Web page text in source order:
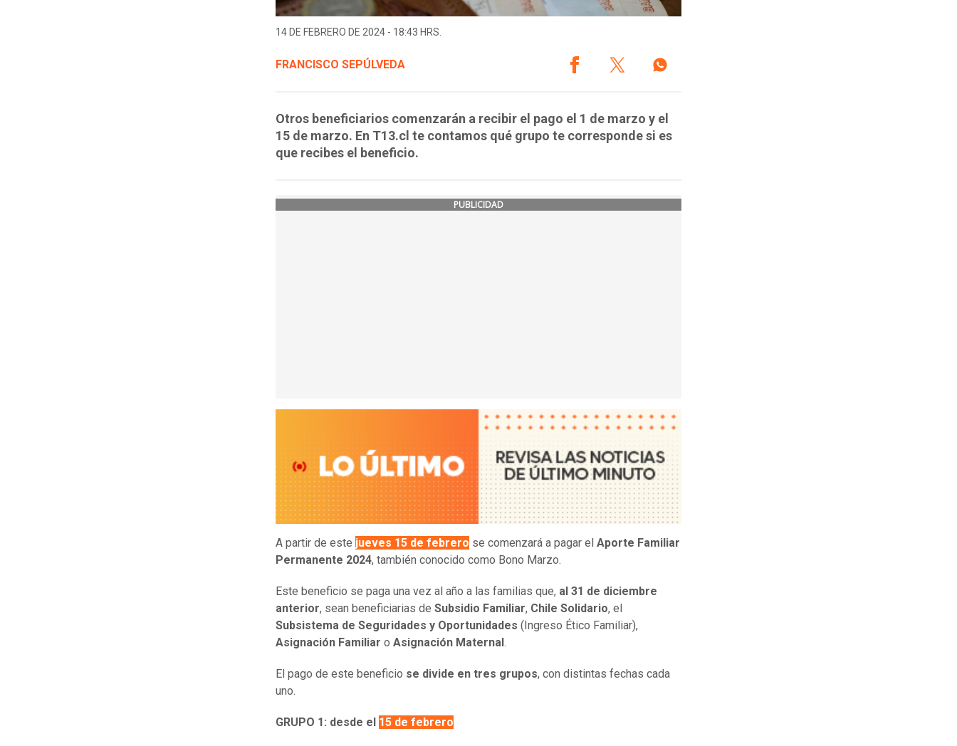
14 DE FEBRERO DE 2024 - 18:43 HRS.
FRANCISCO SEPÚLVEDA
Otros beneficiarios comenzarán a recibir el pago el 1 de marzo y el
15 de marzo. En T13.cl te contamos qué grupo te corresponde si es
que recibes el beneficio.
PUBLICIDAD
A partir de este jueves 15 de febrero se comenzará a pagar el Aporte Familiar
Permanente 2024, también conocido como Bono Marzo.
Este beneficio se paga una vez al año a las familias que, al 31 de diciembre
anterior, sean beneficiarias de Subsidio Familiar, Chile Solidario, el
Subsistema de Seguridades y Oportunidades (Ingreso Ético Familiar),
Asignación Familiar o Asignación Maternal .
El pago de este beneficio se divide en tres grupos, con distintas fechas cada
uno.
GRUPO 1: desde el 15 de febrero